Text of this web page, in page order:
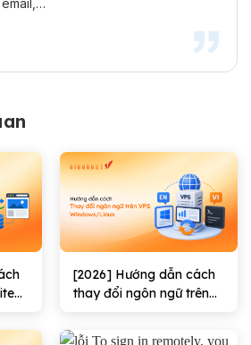
[2026] Hướng dẫn cách
thay đổi ngôn ngữ trên